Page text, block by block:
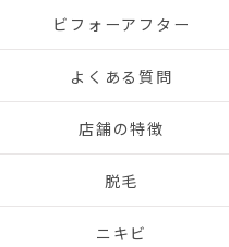
ビフォーアフター
よくある質問
店舗の特徴
脱毛
ニキビ